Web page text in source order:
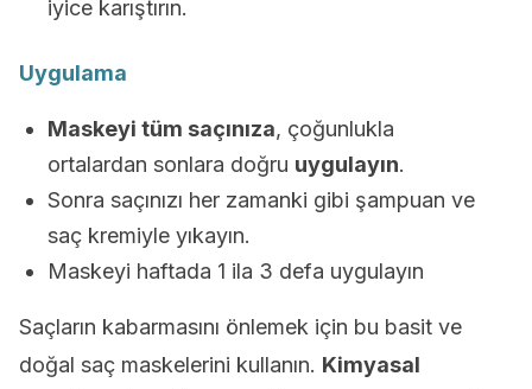
iyice karıştırın.
Uygulama
Maskeyi tüm saçınıza, çoğunlukla
ortalardan sonlara doğru uygulayın.
Sonra saçınızı her zamanki gibi şampuan ve
saç kremiyle yıkayın.
Maskeyi haftada 1 ila 3 defa uygulayın
Saçların kabarmasını önlemek için bu basit ve
doğal saç maskelerini kullanın. Kimyasal